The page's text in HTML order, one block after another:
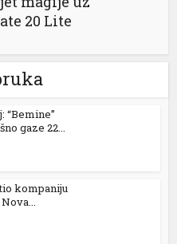
20 Lite
“Bemine”
gaze 22...
kompaniju